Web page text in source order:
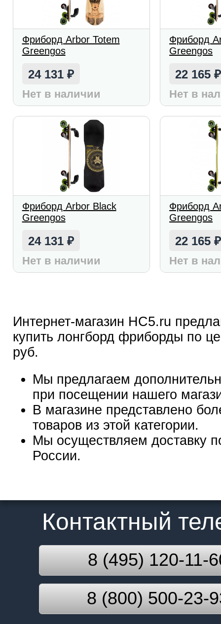
Фриборд Arbor Totem
Greengos
24 131 ₽
Нет в наличии
Фриборд
Greengos
22 165₽
Нет в
Фриборд Arbor Black
Greengos
24 131 ₽
Нет в наличии
Фриборд
Greengos
22 165₽
Нет в
Интернет-магазин HC5.ru
купить лонгборд фриборды по
руб.
Мы предлагаем
при посещении нашего
В магазине представлено
товаров из этой категории.
Мы осуществляем доставку
России.
Контактный
8 (495) 120-11-
8 (800) 500-23-